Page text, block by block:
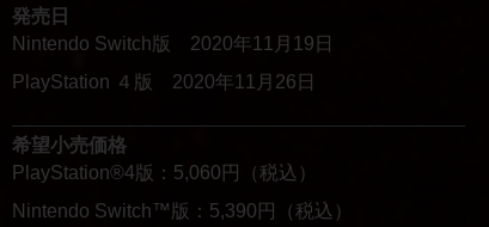
発売日
Nintendo Switch版 2020年11月19日
PlayStation ４版 2020年11月26日
希望小売価格
PlayStation®4版：5,060円（税込）
Nintendo Switch™版：5,390円（税込）